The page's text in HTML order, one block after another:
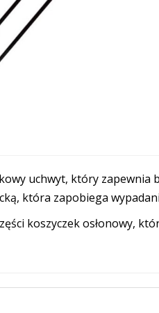
uchwyt, który zapewnia
która zapobiega
koszyczek osłonowy,